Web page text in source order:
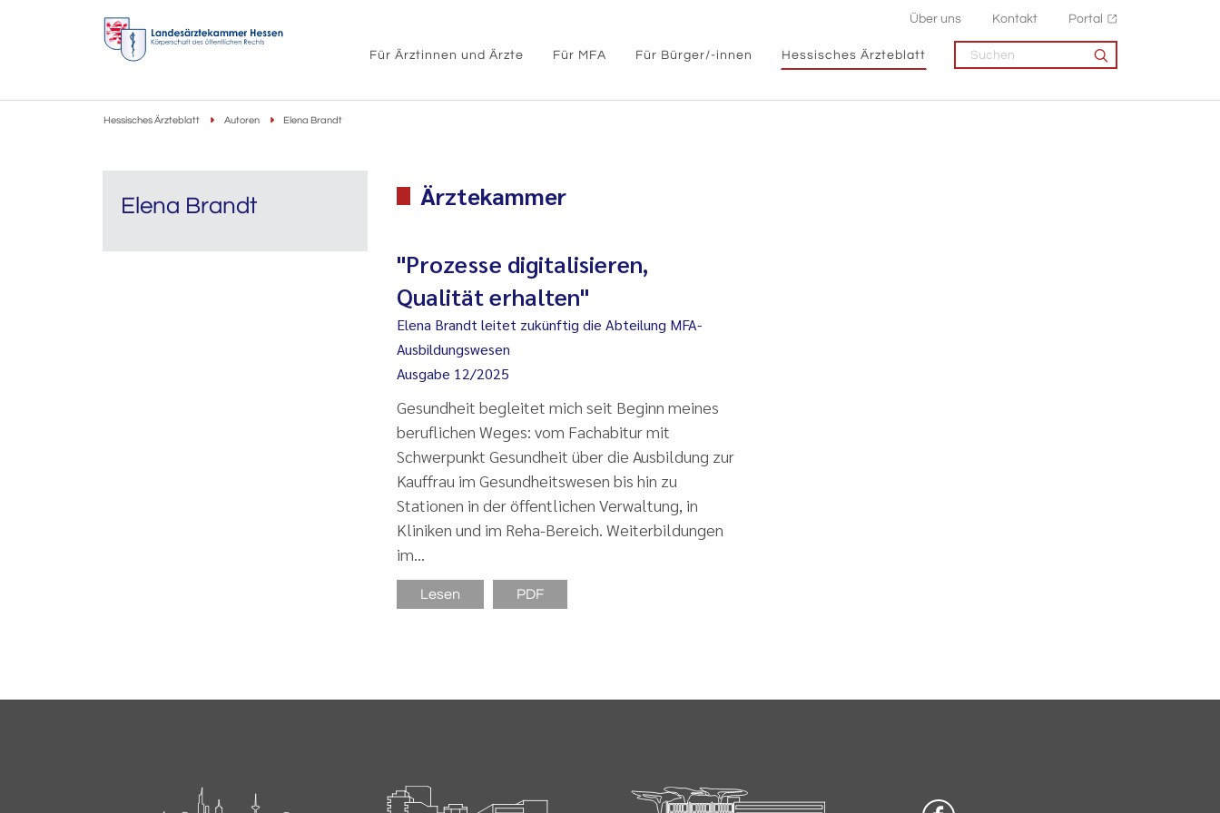
Über uns Kontakt Portal
Für Ärztinnen und Ärzte Für MFA Für Bürger/-innen Hessisches Ärzteblatt
Hessisches Ärzteblatt Autoren Elena Brandt
Elena Brandt Ärztekammer
"Prozesse digitalisieren,
Qualität erhalten"
Elena Brandt leitet zukünftig die Abteilung MFA-
Ausbildungswesen
Ausgabe 12/2025
Gesundheit begleitet mich seit Beginn meines
beruflichen Weges: vom Fachabitur mit
Schwerpunkt Gesundheit über die Ausbildung zur
Kauffrau im Gesundheitswesen bis hin zu
Stationen in der öffentlichen Verwaltung, in
Kliniken und im Reha-Bereich. Weiterbildungen
im…
Lesen PDF